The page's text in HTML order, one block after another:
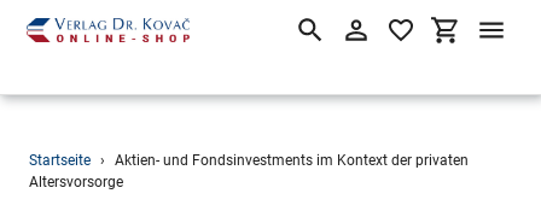
Direkt
zum
SuchenEinloggen
Startseite ›
Aktien- und Fondsinvestments im Kontext der privaten
Altersvorsorge